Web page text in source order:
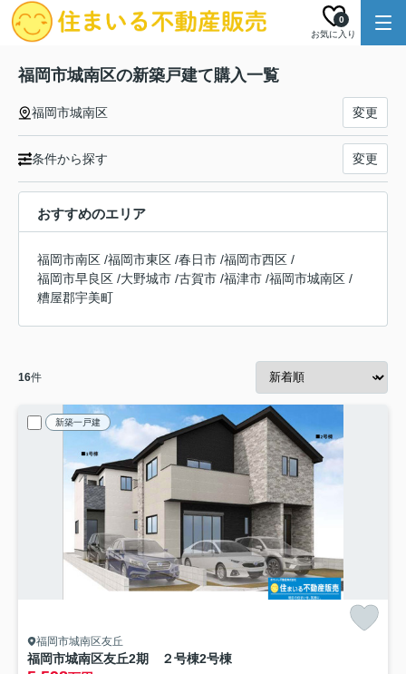
お気に入り
0
福岡市城南区の新築戸建て購入一覧
福岡市城南区 変更
条件から探す 変更
おすすめのエリア
福岡市南区 /福岡市東区 /春日市 /福岡市西区 /
福岡市早良区 /大野城市 /古賀市 /福津市 /福岡市城南区 /
糟屋郡宇美町
16件
新築一戸建
福岡市城南区友丘
福岡市城南区友丘2期 ２号棟2号棟